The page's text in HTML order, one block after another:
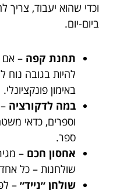
וכדי שהוא יעבוד,
ביום-יום.
תחנת קפה – אם
להיות בגובה נוח
באימון פונקציונלי.
במה לדקורציה
וספרים, כדאי
ספר.
אחסון חכם –
שולחנות – כל
שולחן ״נייד״ –